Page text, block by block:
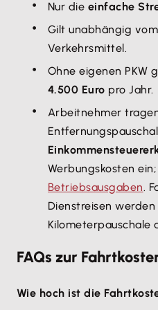
Nur die einfache
Gilt unabhängig
Verkehrsmittel.
Ohne eigenen PKW
4.500 Euro pro Jahr.
Arbeitnehmer
Werbungskosten
Betriebsausgaben.
Dienstreisen
Kilometerpauschale
FAQs zur
Wie hoch ist die